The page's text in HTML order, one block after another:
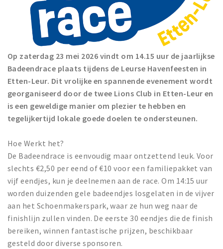
Op zaterdag 23 mei 2026 vindt om 14.15 uur de jaarlijkse
Badeendrace plaats tijdens de Leurse Havenfeesten in
Etten-Leur. Dit vrolijke en spannende evenement wordt
georganiseerd door de twee Lions Club in Etten-Leur en
is een geweldige manier om plezier te hebben en
tegelijkertijd lokale goede doelen te ondersteunen.
Hoe Werkt het?
De Badeendrace is eenvoudig maar ontzettend leuk. Voor
slechts €2,50 per eend of €10 voor een familiepakket van
vijf eendjes, kun je deelnemen aan de race. Om 14:15 uur
worden duizenden gele badeendjes losgelaten in de vijver
aan het Schoenmakerspark, waar ze hun weg naar de
finishlijn zullen vinden. De eerste 30 eendjes die de finish
bereiken, winnen fantastische prijzen, beschikbaar
gesteld door diverse sponsoren.